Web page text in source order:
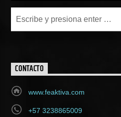
CONTACTO
www.feaktiva.com
+57 3238865009